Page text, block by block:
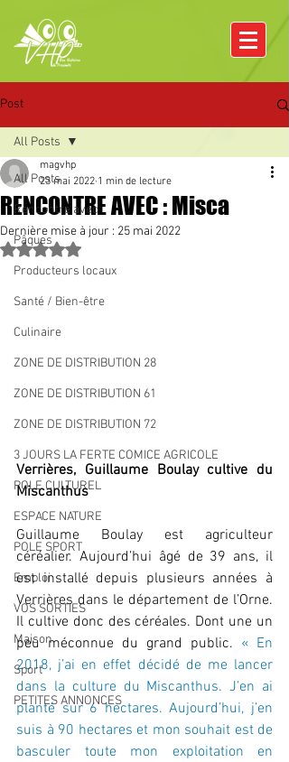
Post
All Posts
Rencontre avec
Pâques
Producteurs locaux
Santé / Bien-être
Culinaire
ZONE DE DISTRIBUTION 28
ZONE DE DISTRIBUTION 61
ZONE DE DISTRIBUTION 72
3 JOURS LA FERTE COMICE AGRICOLE
POLE CULTUREL
ESPACE NATURE
POLE SPORT
Emploi
VOS SORTIES
Maison
Sport
PETITES ANNONCES
All Posts
RENCONTRE AVEC : Misca
magvhp
23 mai 2022 1 min de lecture
Dernière mise à jour : 25 mai 2022
Noté NaN étoiles sur 5.
Verrières, Guillaume Boulay cultive du
Miscanthus
Guillaume Boulay est agriculteur
céréalier. Aujourd’hui âgé de 39 ans, il
est installé depuis plusieurs années à
Verrières dans le département de l’Orne.
Il cultive donc des céréales. Dont une un
peu méconnue du grand public. « En
2018, j’ai en effet décidé de me lancer
dans la culture du Miscanthus. J’en ai
planté sur 6 hectares. Aujourd’hui, j’en
suis à 90 hectares et mon souhait est de
basculer toute mon exploitation en